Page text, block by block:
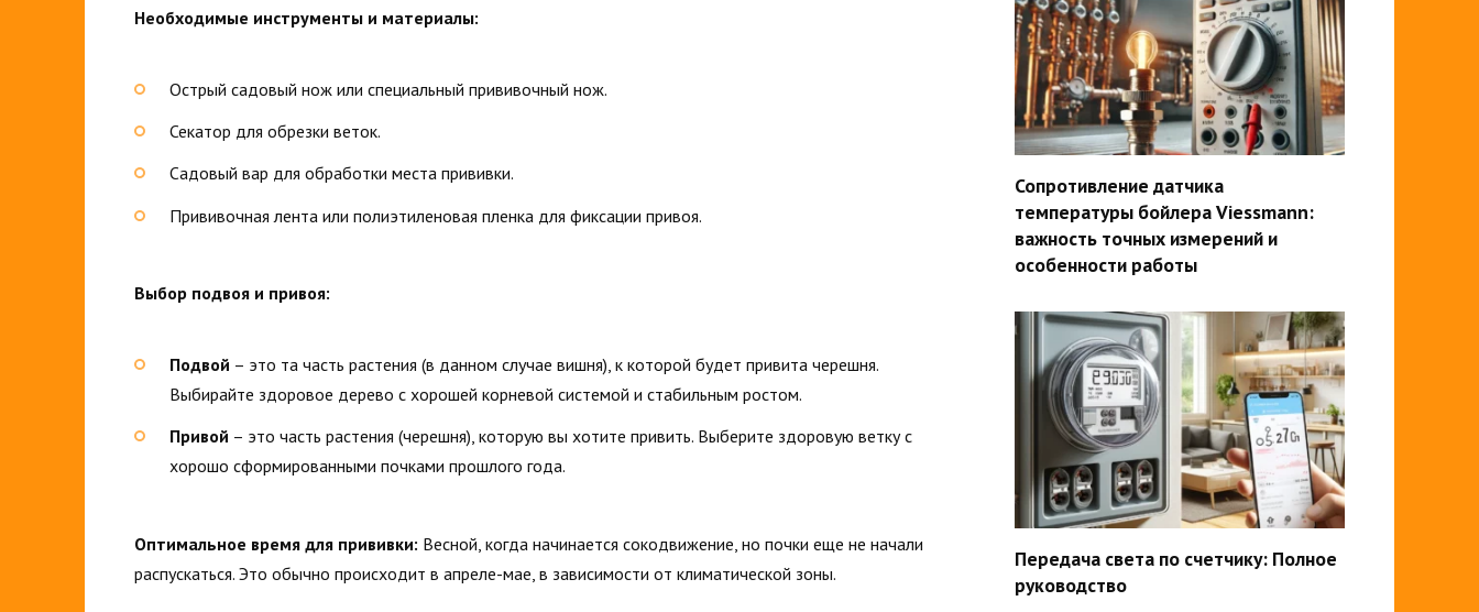
Необходимые инструменты и материалы:
Острый садовый нож или специальный прививочный нож.
Секатор для обрезки веток.
Садовый вар для обработки места прививки.
Прививочная лента или полиэтиленовая пленка для фиксации привоя.
Выбор подвоя и привоя:
Подвой – это та часть растения (в данном случае вишня), к которой будет привита черешня.
Выбирайте здоровое дерево с хорошей корневой системой и стабильным ростом.
Привой – это часть растения (черешня), которую вы хотите привить. Выберите здоровую ветку с
хорошо сформированными почками прошлого года.
Оптимальное время для прививки: Весной, когда начинается сокодвижение, но почки еще не начали
распускаться. Это обычно происходит в апреле-мае, в зависимости от климатической зоны.
Сопротивление датчика
температуры бойлера Viessmann:
важность точных измерений и
особенности работы
Передача света по счетчику: Полное
руководство